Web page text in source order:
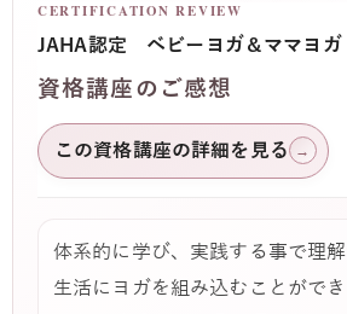
CERTIFICATION REVIEW
JAHA認定 ベビーヨガ＆ママヨガ
資格講座のご感想
この資格講座の詳細を見る →
体系的に学び、実践する事で理
生活にヨガを組み込むことがで